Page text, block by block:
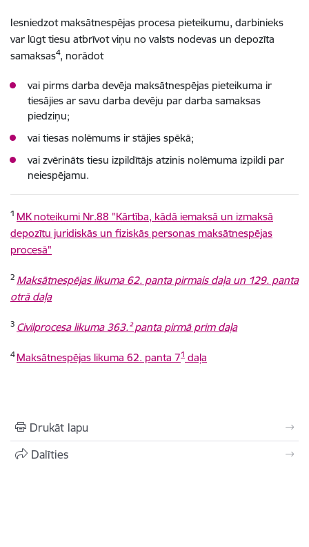
Iesniedzot maksātnespējas procesa pieteikumu, darbinieks
var lūgt tiesu atbrīvot viņu no valsts nodevas un depozīta
samaksas4, norādot
vai pirms darba devēja maksātnespējas pieteikuma ir
tiesājies ar savu darba devēju par darba samaksas
piedziņu;
vai tiesas nolēmums ir stājies spēkā;
vai zvērināts tiesu izpildītājs atzinis nolēmuma izpildi par
neiespējamu.
1 MK noteikumi Nr.88 "Kārtība, kādā iemaksā un izmaksā
depozītu juridiskās un fiziskās personas maksātnespējas
procesā"
2 Maksātnespējas likuma 62. panta pirmais daļa un 129. panta
otrā daļa
3 Civilprocesa likuma 363.² panta pirmā prim daļa
4 Maksātnespējas likuma 62. panta 71 daļa
Drukāt lapu
Dalīties